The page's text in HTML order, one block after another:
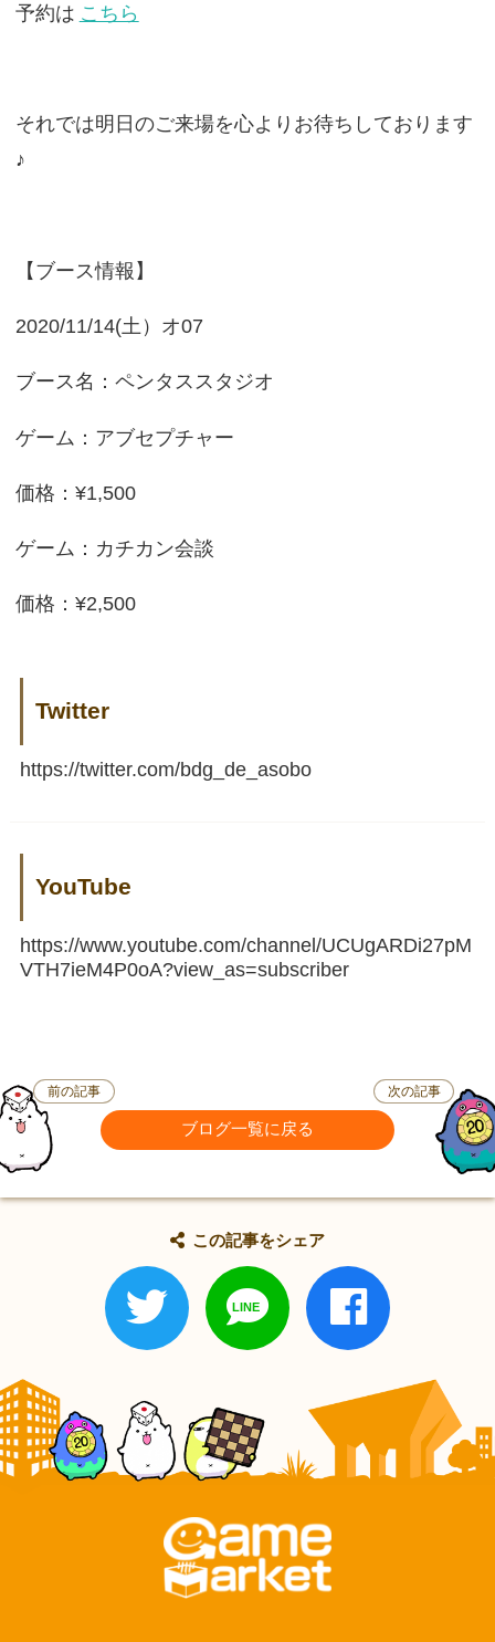
予約は こちら
それでは明日のご来場を心よりお待ちしております
♪
【ブース情報】
2020/11/14(土）オ07
ブース名：ペンタススタジオ
ゲーム：アブセプチャー
価格：¥1,500
ゲーム：カチカン会談
価格：¥2,500
Twitter
https://twitter.com/bdg_de_asobo
YouTube
https://www.youtube.com/channel/UCUgARDi27pM
VTH7ieM4P0oA?view_as=subscriber
前の記事
ブログ一覧に戻る
次の記事
この記事をシェア